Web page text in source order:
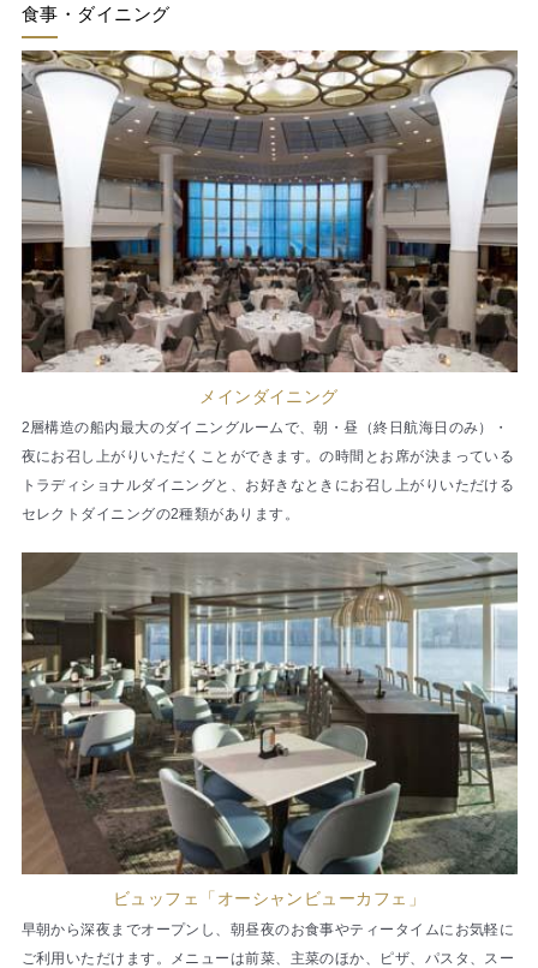
食事・ダイニング
メインダイニング
2層構造の船内最大のダイニングルームで、朝・昼（終日航海日のみ）・
夜にお召し上がりいただくことができます。の時間とお席が決まっている
トラディショナルダイニングと、お好きなときにお召し上がりいただける
セレクトダイニングの2種類があります。
ビュッフェ「オーシャンビューカフェ」
早朝から深夜までオープンし、朝昼夜のお食事やティータイムにお気軽に
ご利用いただけます。メニューは前菜、主菜のほか、ピザ、パスタ、スー